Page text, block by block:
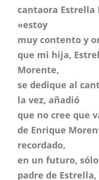
cantaora Estrella
«estoy
muy contento y
que mi hija,
Morente,
se dedique al
la vez, añadió
que no cree que
de Enrique
recordado,
en un futuro,
padre de